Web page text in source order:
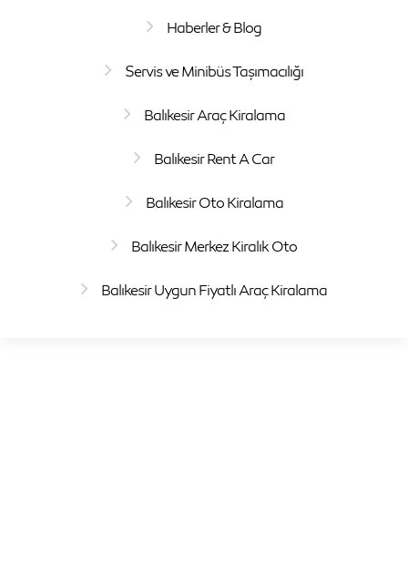
Haberler & Blog
Servis ve Minibüs Taşımacılığı
Balıkesir Araç Kiralama
Balıkesir Rent A Car
Balıkesir Oto Kiralama
Balıkesir Merkez Kiralık Oto
Balıkesir Uygun Fiyatlı Araç Kiralama